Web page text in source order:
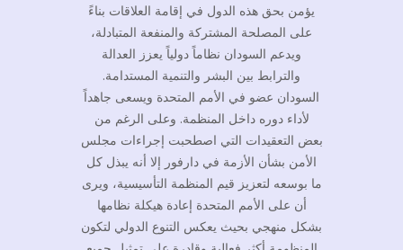
يؤمن بحق هذه الدول في إقامة العلاقات بناءً
على المصلحة المشتركة والمنفعة المتبادلة،
ويدعم السودان نظاماً دولياً يعزز العدالة
والترابط بين البشر والتنمية المستدامة.
السودان عضو في الأمم المتحدة ويسعى جاهداً
لأداء دوره داخل المنظمة. وعلى الرغم من
بعض التعقيدات التي اصطحبت إجراءات مجلس
الأمن بشأن الأزمة في دارفور إلا أنه يبذل كل
ما بوسعه لتعزيز قيم المنظمة التأسيسية، ويرى
أن على الأمم المتحدة إعادة هيكلة نظامها
بشكل منهجي بحيث يعكس التنوع الدولي لتكون